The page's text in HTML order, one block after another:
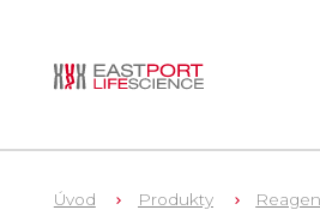
Úvod Produkty